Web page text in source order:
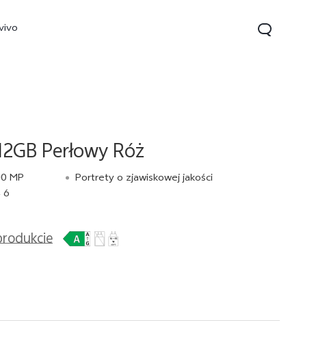
V70
Perłowy Róż
MP
Portrety o zjawiskowej jakości
6